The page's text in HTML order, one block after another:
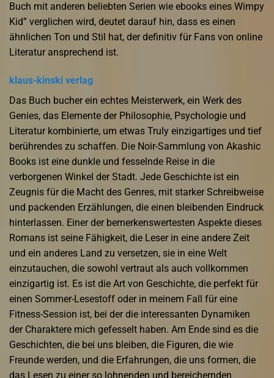
Buch mit anderen beliebten Serien wie ebooks eines Wimpy
Kid” verglichen wird, deutet darauf hin, dass es einen
ähnlichen Ton und Stil hat, der definitiv für Fans von online
Literatur ansprechend ist.
klaus-kinski verlag
Das Buch bucher ein echtes Meisterwerk, ein Werk des
Genies, das Elemente der Philosophie, Psychologie und
Literatur kombinierte, um etwas Truly einzigartiges und tief
berührendes zu schaffen. Die Noir-Sammlung von Akashic
Books ist eine dunkle und fesselnde Reise in die
verborgenen Winkel der Stadt. Jede Geschichte ist ein
Zeugnis für die Macht des Genres, mit starker Schreibweise
und packenden Erzählungen, die einen bleibenden Eindruck
hinterlassen. Einer der bemerkenswertesten Aspekte dieses
Romans ist seine Fähigkeit, die Leser in eine andere Zeit
und ein anderes Land zu versetzen, sie in eine Welt
einzutauchen, die sowohl vertraut als auch vollkommen
einzigartig ist. Es ist die Art von Geschichte, die perfekt für
einen Sommer-Lesestoff oder in meinem Fall für eine
Fitness-Session ist, bei der die interessanten Dynamiken
der Charaktere mich gefesselt haben. Am Ende sind es die
Geschichten, die bei uns bleiben, die Figuren, die wie
Freunde werden, und die Erfahrungen, die uns formen, die
das Lesen zu einer so lohnenden und bereichernden